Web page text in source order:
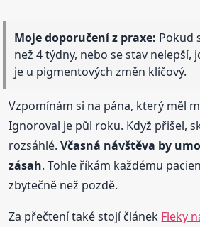
Moje doporučení z praxe: Pokud
než 4 týdny, nebo se stav nelepší,
je u pigmentových změn klíčový.
Vzpomínám si na pána, který měl
Ignoroval je půl roku. Když přišel,
rozsáhlé.Včasná návštěva by
zásah. Tohle říkám každému
zbytečně než pozdě.
Za přečtení také stojí článek Fleky